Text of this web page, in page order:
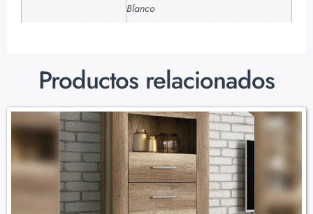
Blanco
Productos relacionados